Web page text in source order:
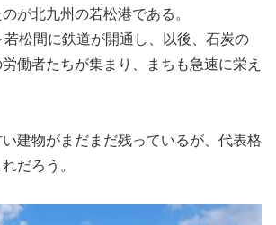
が北九州の若松港である。
松間に鉄道が開通し、以後、石炭の
働者たちが集まり、まちも急速に栄え
建物がまだまだ残っているが、代表格
だろう。